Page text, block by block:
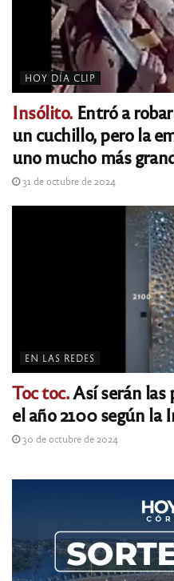
HOY DÍA CLIP
Insólito. Entró a
un cuchillo, pero la
uno mucho más
31 de octubre de 2024
EN LAS REDES
Toc toc.Así serán las
el año 2100 según
30 de octubre de 2024